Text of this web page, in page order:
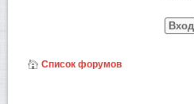
Список форумов